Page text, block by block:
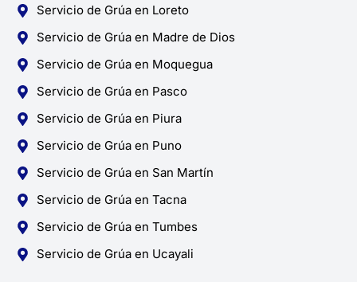
Servicio de Grúa en Loreto
Servicio de Grúa en Madre de Dios
Servicio de Grúa en Moquegua
Servicio de Grúa en Pasco
Servicio de Grúa en Piura
Servicio de Grúa en Puno
Servicio de Grúa en San Martín
Servicio de Grúa en Tacna
Servicio de Grúa en Tumbes
Servicio de Grúa en Ucayali